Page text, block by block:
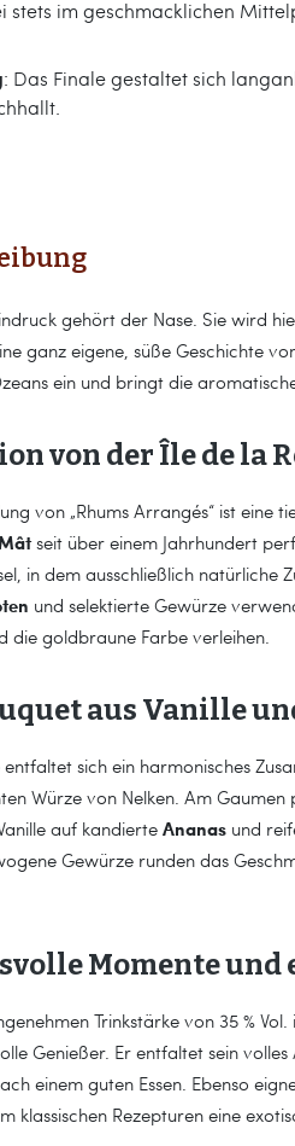
stets im geschmacklichen
: Das Finale gestaltet sich
gehört der Nase. Sie wird
ganz eigene, süße Geschichte
ein und bringt die
von der Île de la
von „Rhums Arrangés“ ist
seit über einem Jahrhundert
in dem ausschließlich
und selektierte Gewürze
die goldbraune Farbe verleihen.
aus Vanille
entfaltet sich ein harmonisches
Würze von Nelken. Am
auf kandierteAnanas und
Gewürze runden das
Momente
Trinkstärke von 35 %
Genießer. Er entfaltet sein
einem guten Essen. Ebenso
klassischen Rezepturen eine